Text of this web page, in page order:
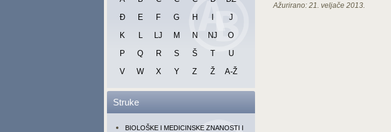
Đ
E F G H
J
K
L LJ M N NJ
O
P
Q R S Š T
U
V
W X Y Z Ž A-Ž
Struke
BIOLOŠKE I MEDICINSKE ZNANOSTI I
Ažurirano: 21. veljače 2013.